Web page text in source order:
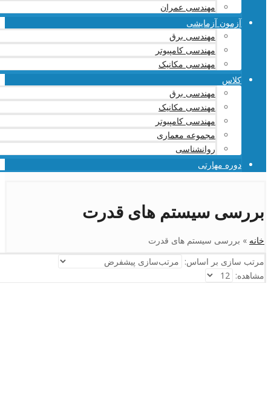
مهندسی عمران
آزمون آزمایشی
مهندسی برق
مهندسی کامپیوتر
مهندسی مکانیک
کلاس
مهندسی برق
مهندسی مکانیک
مهندسی کامپیوتر
مجموعه معماری
روانشناسی
دوره مهارتی
بررسی سیستم های قدرت
خانه » بررسی سیستم های قدرت
مرتب سازی بر اساس:
مشاهده: